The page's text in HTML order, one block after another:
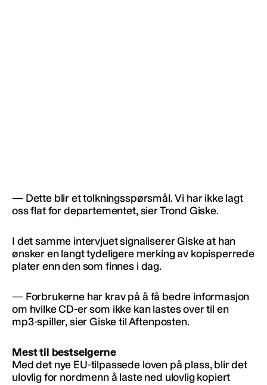
— Dette blir et tolkningsspørsmål. Vi har ikke lagt
oss flat for departementet, sier Trond Giske.
I det samme intervjuet signaliserer Giske at han
ønsker en langt tydeligere merking av kopisperrede
plater enn den som finnes i dag.
— Forbrukerne har krav på å få bedre informasjon
om hvilke CD-er som ikke kan lastes over til en
mp3-spiller, sier Giske til Aftenposten.
Mest til bestselgerne
Med det nye EU-tilpassede loven på plass, blir det
ulovlig for nordmenn å laste ned ulovlig kopiert